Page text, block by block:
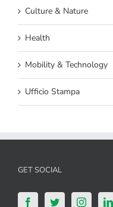
Culture & Nature
Health
Mobility & Technology
Ufficio Stampa
GET SOCIAL